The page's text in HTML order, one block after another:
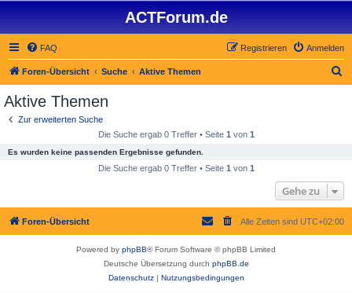
ACTForum.de
FAQ Anmelden
Registrieren
Foren-Übersicht Suche Aktive Themen
Aktive Themen
Zur erweiterten Suche
Die Suche ergab 0 Treffer • Seite 1 von 1
Es wurden keine passenden Ergebnisse gefunden.
Die Suche ergab 0 Treffer • Seite 1 von 1
Gehe zu
Foren-Übersicht Alle Zeiten sind UTC+02:00
Powered by phpBB® Forum Software © phpBB Limited
Deutsche Übersetzung durch phpBB.de
Datenschutz| Nutzungsbedingungen